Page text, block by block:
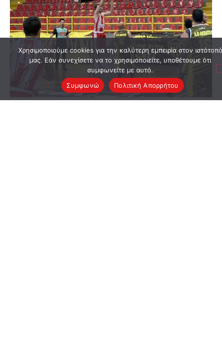
Χρησιμοποιούμε cookies για την καλύτερη εμπειρία στον ιστότοπό
μας. Εάν συνεχίσετε να το χρησιμοποιείτε, υποθέτουμε ότι
συμφωνείτε με αυτό.
Συμφωνώ
Πολιτική Απορρήτου